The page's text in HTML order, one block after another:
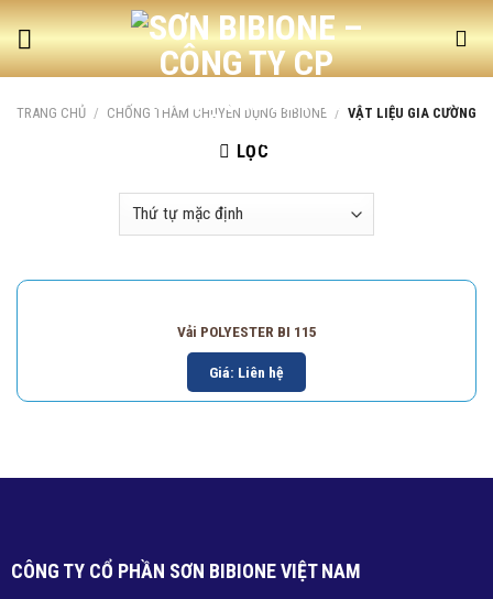
Skip
content
TRANG CHỦ / CHỐNG THẤM CHUYÊN DỤNG BIBIONE / VẬT LIỆU GIA CƯỜNG
LỌC
Vải POLYESTER BI 115
Giá: Liên hệ
CÔNG TY CỔ PHẦN SƠN BIBIONE VIỆT NAM